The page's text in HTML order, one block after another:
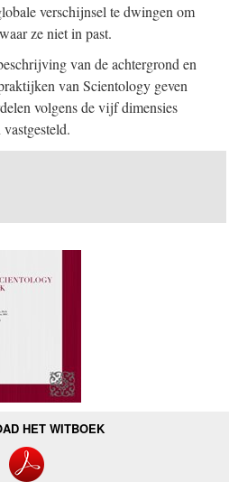
verschijnsel te dwingen om
ze niet in past.
van de achtergrond en
van Scientology geven
volgens de vijf dimensies
HET WITBOEK